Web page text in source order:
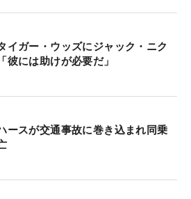
イガー・ウッズにジャック・ニク
彼には助けが必要だ」
ースが交通事故に巻き込まれ同乗